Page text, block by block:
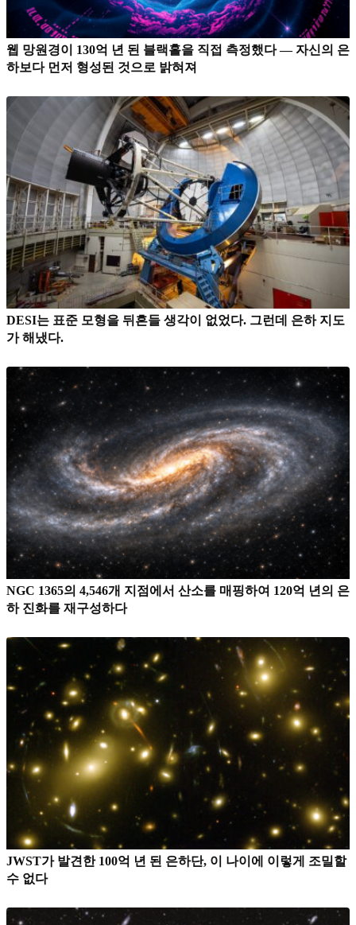
웹 망원경이 130억 년 된 블랙홀을 직접 측정했다 — 자신의 은
하보다 먼저 형성된 것으로 밝혀져
DESI는 표준 모형을 뒤흔들 생각이 없었다. 그런데 은하 지도
가 해냈다.
NGC 1365의 4,546개 지점에서 산소를 매핑하여 120억 년의 은
하 진화를 재구성하다
JWST가 발견한 100억 년 된 은하단, 이 나이에 이렇게 조밀할
수 없다